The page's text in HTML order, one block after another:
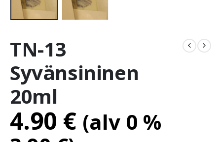
TN-13
Syvänsininen
20ml
4.90 € (alv 0 %